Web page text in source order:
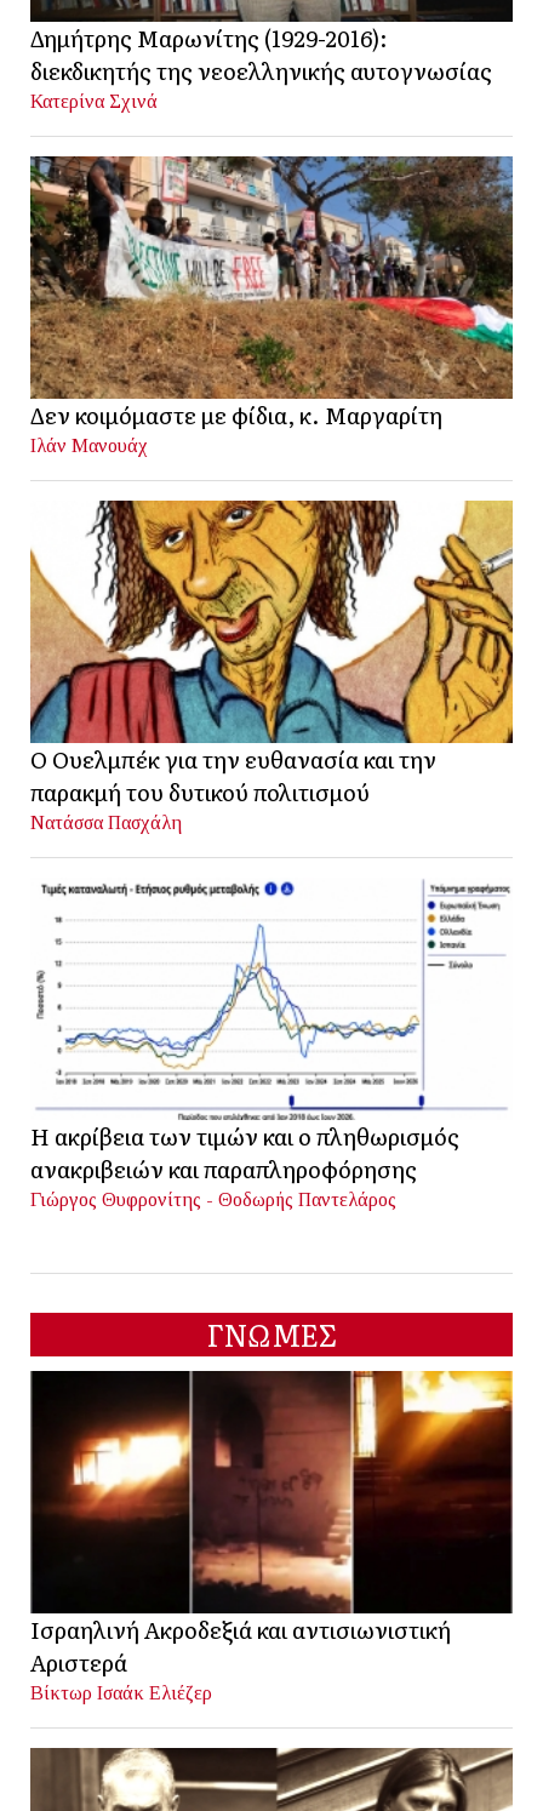
Δημήτρης Μαρωνίτης (1929-2016):
διεκδικητής της νεοελληνικής αυτογνωσίας
Κατερίνα Σχινά
Δεν κοιμόμαστε με φίδια, κ. Μαργαρίτη
Ιλάν Μανουάχ
Ο Ουελμπέκ για την ευθανασία και την
παρακμή του δυτικού πολιτισμού
Νατάσσα Πασχάλη
Η ακρίβεια των τιμών και ο πληθωρισμός
ανακριβειών και παραπληροφόρησης
Γιώργος Θυφρονίτης - Θοδωρής Παντελάρος
ΓΝΩΜΕΣ
Ισραηλινή Ακροδεξιά και αντισιωνιστική
Αριστερά
Βίκτωρ Ισαάκ Ελιέζερ